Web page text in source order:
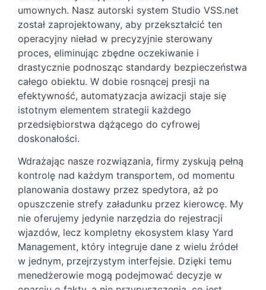
umownych. Nasz autorski system Studio VSS.net
został zaprojektowany, aby przekształcić ten
operacyjny nieład w precyzyjnie sterowany
proces, eliminując zbędne oczekiwanie i
drastycznie podnosząc standardy bezpieczeństwa
całego obiektu. W dobie rosnącej presji na
efektywność, automatyzacja awizacji staje się
istotnym elementem strategii każdego
przedsiębiorstwa dążącego do cyfrowej
doskonałości.
Wdrażając nasze rozwiązania, firmy zyskują pełną
kontrolę nad każdym transportem, od momentu
planowania dostawy przez spedytora, aż po
opuszczenie strefy załadunku przez kierowcę. My
nie oferujemy jedynie narzędzia do rejestracji
wjazdów, lecz kompletny ekosystem klasy Yard
Management, który integruje dane z wielu źródeł
w jednym, przejrzystym interfejsie. Dzięki temu
menedżerowie mogą podejmować decyzje w